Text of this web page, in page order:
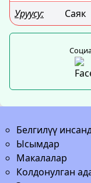
Уруусу:
Саяк
Белгилүү
Ысымдар
Макалалар
Колдонулган